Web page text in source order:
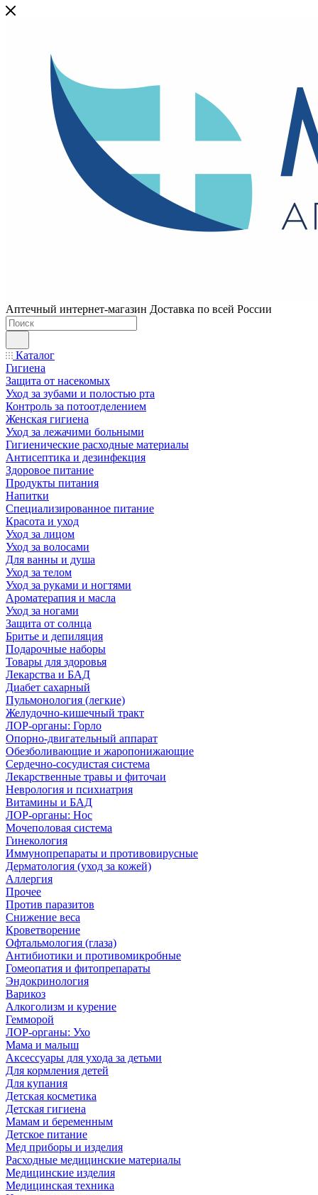
Аптечный интернет-магазин Доставка по всей России
Каталог
Гигиена
Защита от насекомых
Уход за зубами и полостью рта
Контроль за потоотделением
Женская гигиена
Уход за лежачими больными
Гигиенические расходные материалы
Антисептика и дезинфекция
Здоровое питание
Продукты питания
Напитки
Специализированное питание
Красота и уход
Уход за лицом
Уход за волосами
Для ванны и душа
Уход за телом
Уход за руками и ногтями
Ароматерапия и масла
Уход за ногами
Защита от солнца
Бритье и депиляция
Подарочные наборы
Товары для здоровья
Лекарства и БАД
Диабет сахарный
Пульмонология (легкие)
Желудочно-кишечный тракт
ЛОР-органы: Горло
Опорно-двигательный аппарат
Обезболивающие и жаропонижающие
Сердечно-сосудистая система
Лекарственные травы и фиточаи
Неврология и психиатрия
Витамины и БАД
ЛОР-органы: Нос
Мочеполовая система
Гинекология
Иммунопрепараты и противовирусные
Дерматология (уход за кожей)
Аллергия
Прочее
Против паразитов
Снижение веса
Кроветворение
Офтальмология (глаза)
Антибиотики и противомикробные
Гомеопатия и фитопрепараты
Эндокринология
Варикоз
Алкоголизм и курение
Гемморой
ЛОР-органы: Ухо
Мама и малыш
Аксессуары для ухода за детьми
Для кормления детей
Для купания
Детская косметика
Детская гигиена
Мамам и беременным
Детское питание
Мед приборы и изделия
Расходные медицинские материалы
Медицинские изделия
Медицинская техника